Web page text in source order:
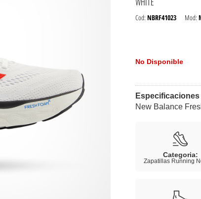
Cod: NBRF41023 Mod:
No Disponible
New Balance
Categoria:
Zapatillas Running